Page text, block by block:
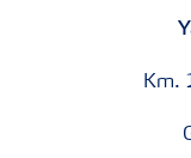
Km.